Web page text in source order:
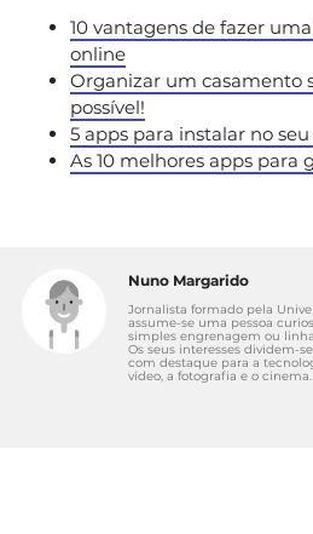
10 vantagens de fazer
online
Organizar um casamento
possível!
5 apps para instalar no
As 10 melhores apps para
Nuno Margarido
Jornalista formado pela
assume-se uma pessoa
simples engrenagem ou
Os seus interesses dividem-
com destaque para a
vídeo, a fotografia e o cinema.